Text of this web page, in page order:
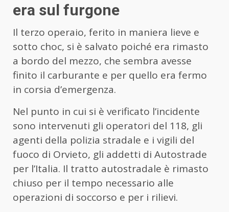
era sul furgone
Il terzo operaio, ferito in maniera lieve e
sotto choc, si è salvato poiché era rimasto
a bordo del mezzo, che sembra avesse
finito il carburante e per quello era fermo
in corsia d’emergenza.
Nel punto in cui si è verificato l’incidente
sono intervenuti gli operatori del 118, gli
agenti della polizia stradale e i vigili del
fuoco di Orvieto, gli addetti di Autostrade
per l’Italia. Il tratto autostradale è rimasto
chiuso per il tempo necessario alle
operazioni di soccorso e per i rilievi.